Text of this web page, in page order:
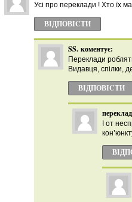
Усі про переклади ! Хто їх
ВІДПОВІCТИ
SS. коментує:
Переклади
Видавця, спілки,
ВІДПОВІCТИ
І от